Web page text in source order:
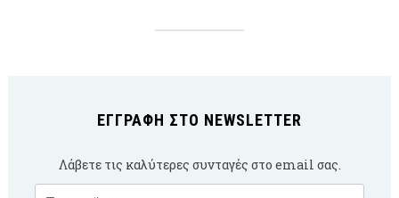
ΕΓΓΡΑΦΉ ΣΤΟ NEWSLETTER
Λάβετε τις καλύτερες συνταγές στο email σας.
Email